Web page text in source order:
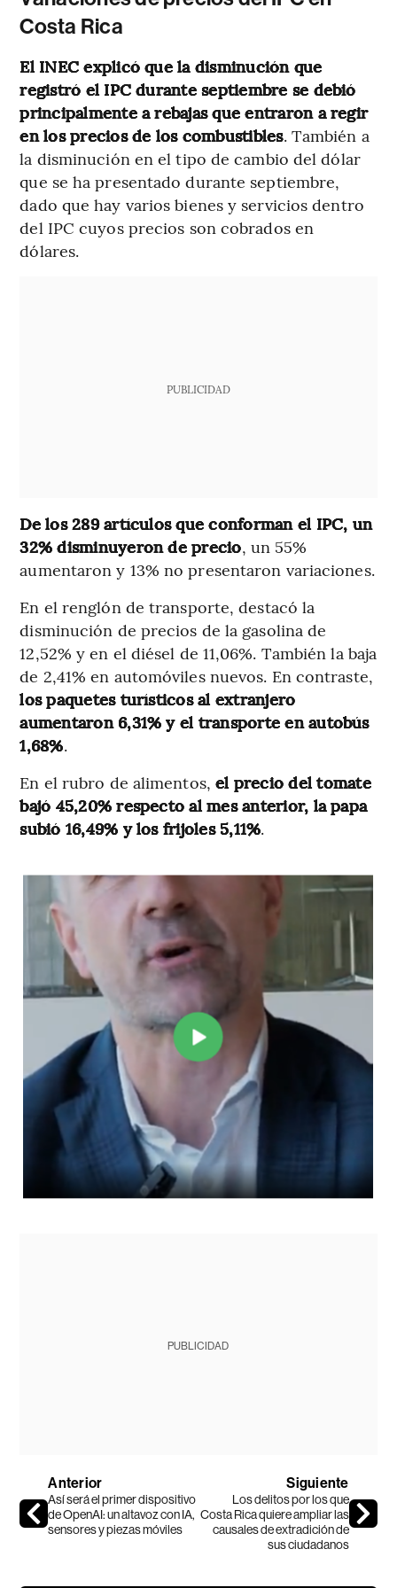
Costa Rica
El INEC explicó que la disminución que
registró el IPC durante septiembre se debió
principalmente a rebajas que entraron a regir
en los precios de los combustibles. También a
la disminución en el tipo de cambio del dólar
que se ha presentado durante septiembre,
dado que hay varios bienes y servicios dentro
del IPC cuyos precios son cobrados en
dólares.
PUBLICIDAD
De los 289 artículos que conforman el IPC, un
32% disminuyeron de precio, un 55%
aumentaron y 13% no presentaron variaciones.
En el renglón de transporte, destacó la
disminución de precios de la gasolina de
12,52% y en el diésel de 11,06%. También la baja
de 2,41% en automóviles nuevos. En contraste,
los paquetes turísticos al extranjero
aumentaron 6,31% y el transporte en autobús
1,68%.
En el rubro de alimentos, el precio del tomate
bajó 45,20% respecto al mes anterior, la papa
subió 16,49% y los frijoles 5,11%.
PUBLICIDAD
Anterior
Así será el primer dispositivo
de OpenAI: un altavoz con IA,
sensores y piezas móviles
Siguiente
Los delitos por los que
Costa Rica quiere ampliar las
causales de extradición de
sus ciudadanos